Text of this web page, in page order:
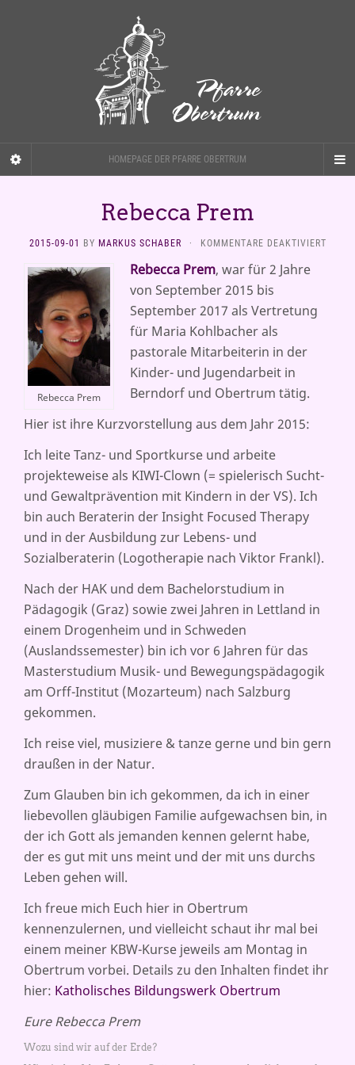
HOMEPAGE DER PFARRE OBERTRUM
Rebecca Prem
2015-09-01 BY MARKUS SCHABER · KOMMENTARE DEAKTIVIERTFÜR
Rebecca Prem
Rebecca Prem, war für 2 Jahre
von September 2015 bis
September 2017 als Vertretung
für Maria Kohlbacher als
pastorale Mitarbeiterin in der
Kinder- und Jugendarbeit in
Berndorf und Obertrum tätig.
Hier ist ihre Kurzvorstellung aus dem Jahr 2015:
Ich leite Tanz- und Sportkurse und arbeite
projekteweise als KIWI-Clown (= spielerisch Sucht-
und Gewaltprävention mit Kindern in der VS). Ich
bin auch Beraterin der Insight Focused Therapy
und in der Ausbildung zur Lebens- und
Sozialberaterin (Logotherapie nach Viktor Frankl).
Nach der HAK und dem Bachelorstudium in
Pädagogik (Graz) sowie zwei Jahren in Lettland in
einem Drogenheim und in Schweden
(Auslandssemester) bin ich vor 6 Jahren für das
Masterstudium Musik- und Bewegungspädagogik
am Orff-Institut (Mozarteum) nach Salzburg
gekommen.
Ich reise viel, musiziere & tanze gerne und bin gern
draußen in der Natur.
Zum Glauben bin ich gekommen, da ich in einer
liebevollen gläubigen Familie aufgewachsen bin, in
der ich Gott als jemanden kennen gelernt habe,
der es gut mit uns meint und der mit uns durchs
Leben gehen will.
Ich freue mich Euch hier in Obertrum
kennenzulernen, und vielleicht schaut ihr mal bei
einem meiner KBW-Kurse jeweils am Montag in
Obertrum vorbei. Details zu den Inhalten findet ihr
hier: Katholisches Bildungswerk Obertrum
Eure Rebecca Prem
Wozu sind wir auf der Erde?